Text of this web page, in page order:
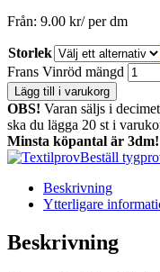
Från: 9.00 kr/ per dm
Storlek
Frans Vinröd mängd
Lägg till i varukorg
OBS! Varan säljs i
ska du lägga 20 st i
Minsta köpantal är 3dm!
Beställ
Beskrivning
Ytterligare
Beskrivning